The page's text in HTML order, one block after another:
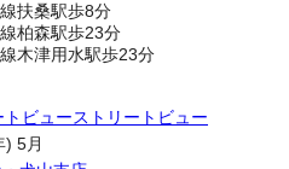
扶桑駅歩8分
柏森駅歩23分
木津用水駅歩23分
ストリートビュー
) 5月